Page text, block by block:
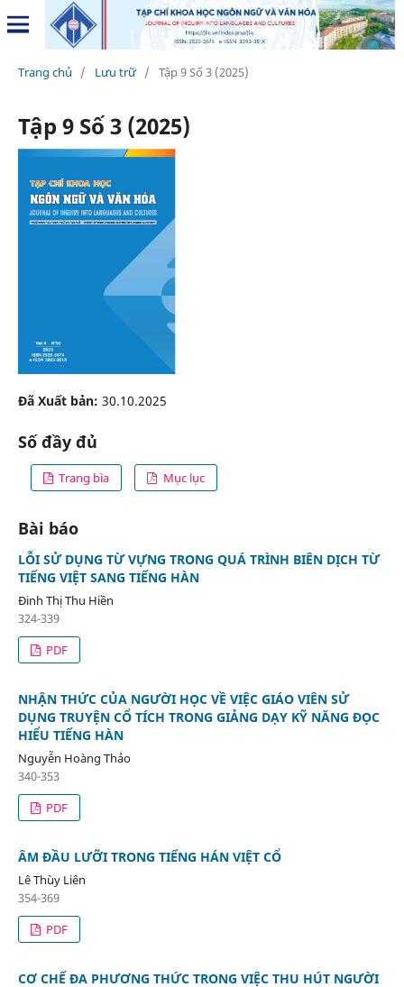
Trang chủ / Lưu trữ / Tập 9 Số 3 (2025)
Tập 9 Số 3 (2025)
Đã Xuất bản: 30.10.2025
Số đầy đủ
Trang bìa Mục lục
Bài báo
LỖI SỬ DỤNG TỪ VỰNG TRONG QUÁ TRÌNH BIÊN DỊCH TỪ
TIẾNG VIỆT SANG TIẾNG HÀN
Đinh Thị Thu Hiền
324-339
PDF
NHẬN THỨC CỦA NGƯỜI HỌC VỀ VIỆC GIÁO VIÊN SỬ
DỤNG TRUYỆN CỔ TÍCH TRONG GIẢNG DẠY KỸ NĂNG ĐỌC
HIỂU TIẾNG HÀN
Nguyễn Hoàng Thảo
340-353
PDF
ÂM ĐẦU LƯỠI TRONG TIẾNG HÁN VIỆT CỔ
Lê Thùy Liên
354-369
PDF
CƠ CHẾ ĐA PHƯƠNG THỨC TRONG VIỆC THU HÚT NGƯỜI